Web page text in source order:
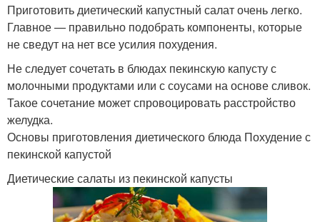
Приготовить диетический капустный салат очень легко.
Главное — правильно подобрать компоненты, которые
не сведут на нет все усилия похудения.
Не следует сочетать в блюдах пекинскую капусту с
молочными продуктами или с соусами на основе сливок.
Такое сочетание может спровоцировать расстройство
желудка.
Основы приготовления диетического блюда Похудение с
пекинской капустой
Диетические салаты из пекинской капусты